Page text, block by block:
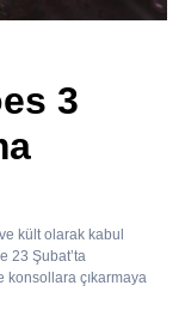
3
kült olarak kabul
23 Şubat’ta
konsollara çıkarmaya